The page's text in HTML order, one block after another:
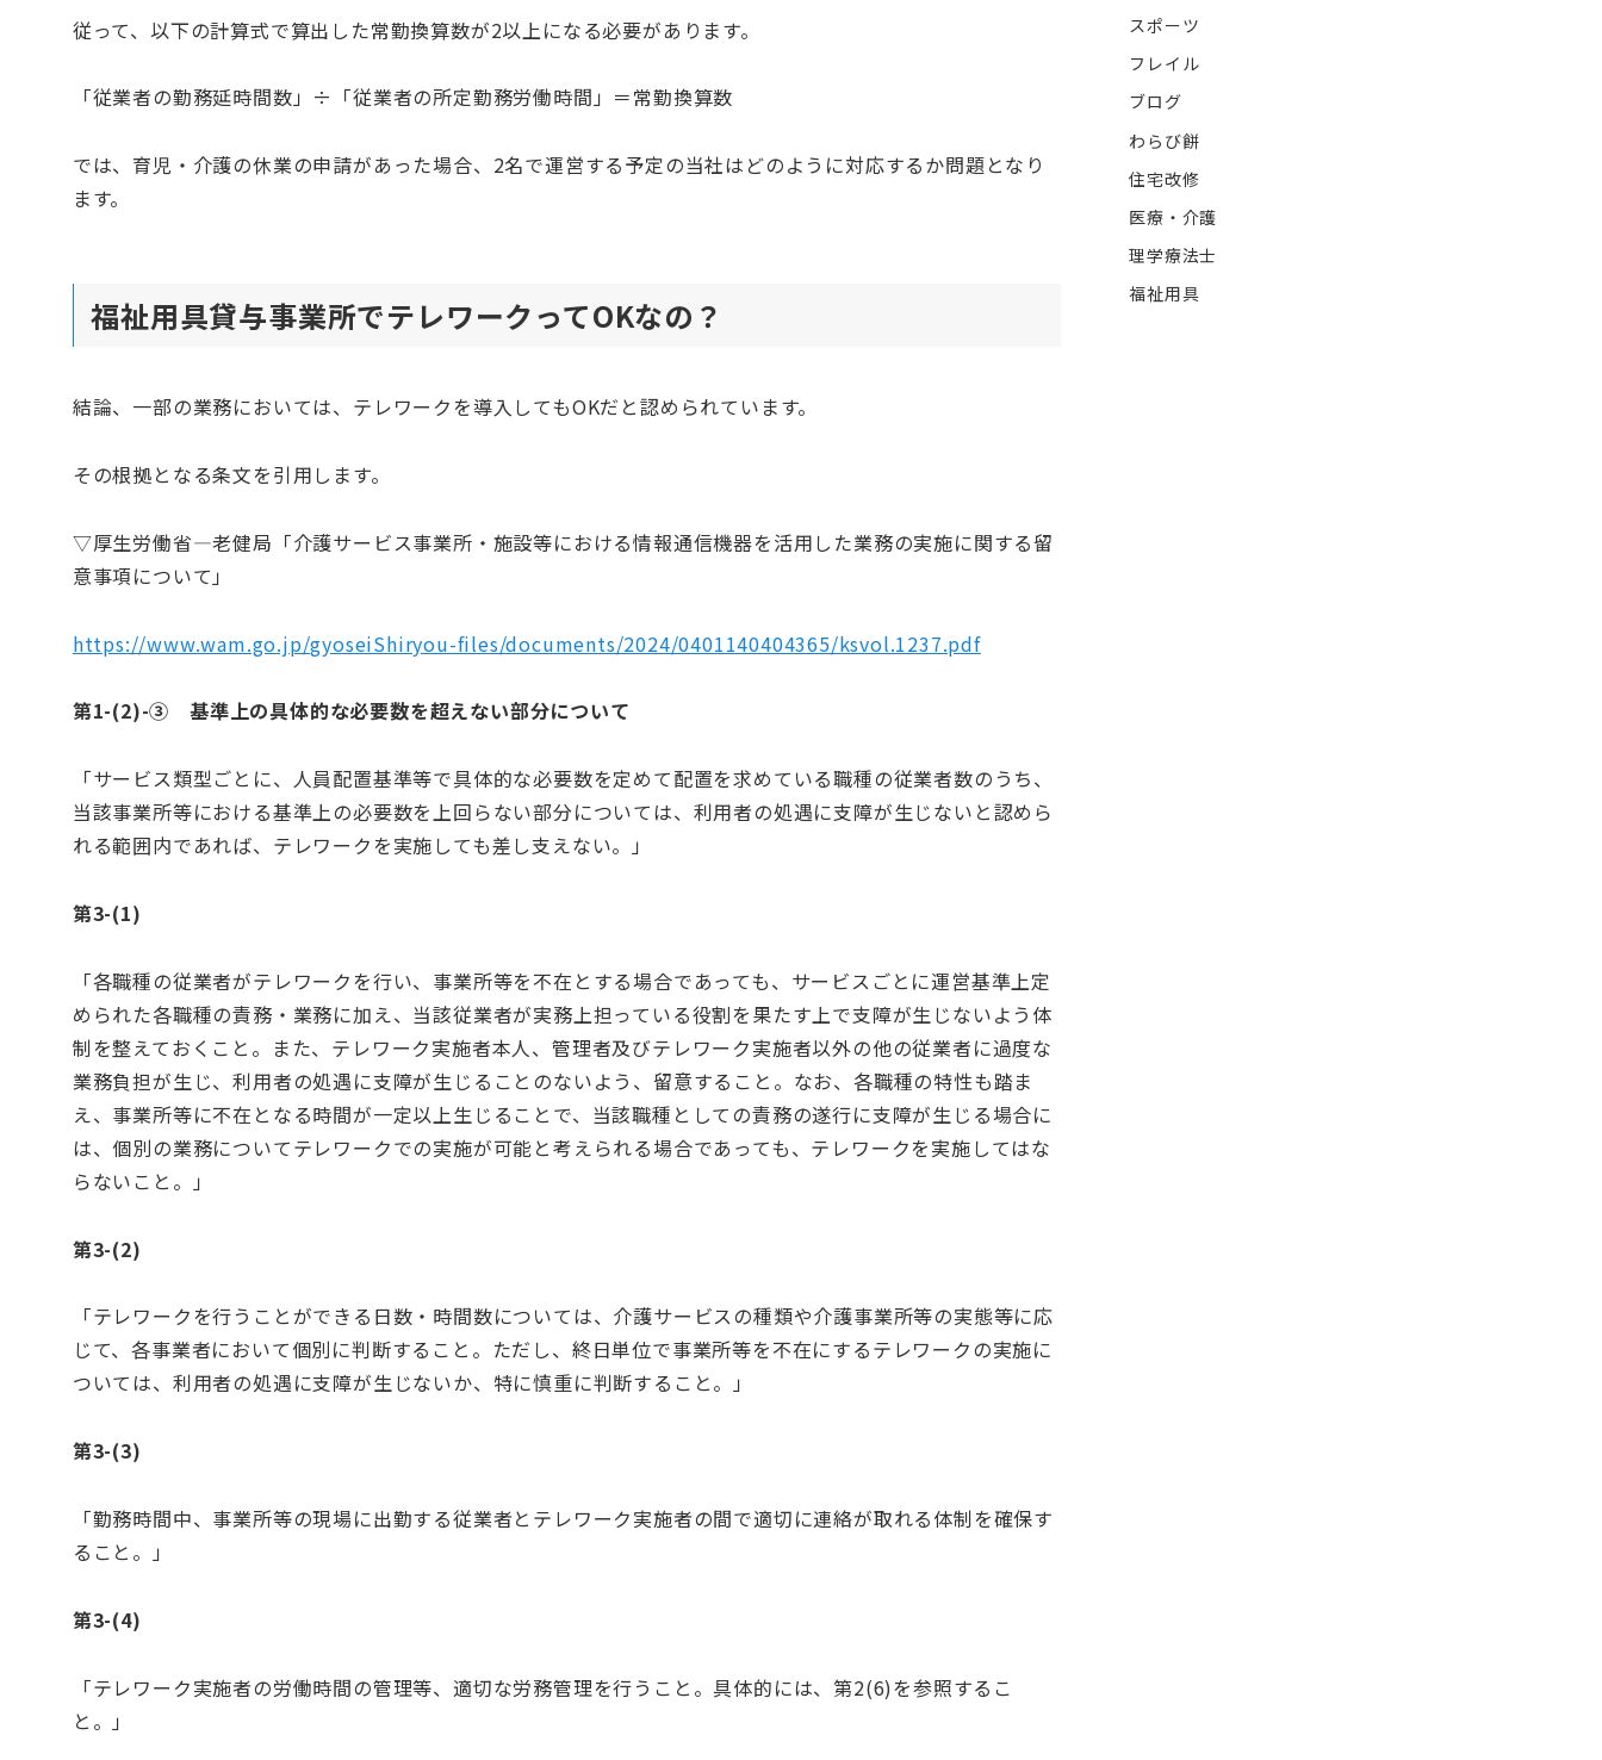
従って、以下の計算式で算出した常勤換算数が2以上になる必要があります。
「従業者の勤務延時間数」÷「従業者の所定勤務労働時間」＝常勤換算数
では、育児・介護の休業の申請があった場合、2名で運営する予定の当社はどのように対応するか問題となり
ます。
福祉用具貸与事業所でテレワークってOKなの？
結論、一部の業務においては、テレワークを導入してもOKだと認められています。
その根拠となる条文を引用します。
▽厚生労働省―老健局「介護サービス事業所・施設等における情報通信機器を活用した業務の実施に関する留
意事項について」
https://www.wam.go.jp/gyoseiShiryou-files/documents/2024/0401140404365/ksvol.1237.pdf
第1-(2)-③ 基準上の具体的な必要数を超えない部分について
「サービス類型ごとに、人員配置基準等で具体的な必要数を定めて配置を求めている職種の従業者数のうち、
当該事業所等における基準上の必要数を上回らない部分については、利用者の処遇に支障が生じないと認めら
れる範囲内であれば、テレワークを実施しても差し支えない。」
第3-(1)
「各職種の従業者がテレワークを行い、事業所等を不在とする場合であっても、サービスごとに運営基準上定
められた各職種の責務・業務に加え、当該従業者が実務上担っている役割を果たす上で支障が生じないよう体
制を整えておくこと。また、テレワーク実施者本人、管理者及びテレワーク実施者以外の他の従業者に過度な
業務負担が生じ、利用者の処遇に支障が生じることのないよう、留意すること。なお、各職種の特性も踏ま
え、事業所等に不在となる時間が一定以上生じることで、当該職種としての責務の遂行に支障が生じる場合に
は、個別の業務についてテレワークでの実施が可能と考えられる場合であっても、テレワークを実施してはな
らないこと。」
第3-(2)
「テレワークを行うことができる日数・時間数については、介護サービスの種類や介護事業所等の実態等に応
じて、各事業者において個別に判断すること。ただし、終日単位で事業所等を不在にするテレワークの実施に
ついては、利用者の処遇に支障が生じないか、特に慎重に判断すること。」
第3-(3)
「勤務時間中、事業所等の現場に出勤する従業者とテレワーク実施者の間で適切に連絡が取れる体制を確保す
ること。」
第3-(4)
「テレワーク実施者の労働時間の管理等、適切な労務管理を行うこと。具体的には、第2(6)を参照するこ
と。」
スポーツ
フレイル
ブログ
わらび餅
住宅改修
医療・介護
理学療法士
福祉用具